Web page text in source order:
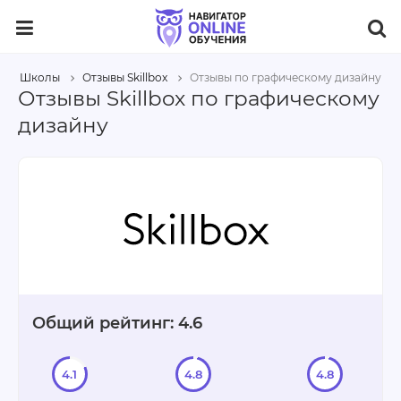
Школы Отзывы Skillbox Отзывы по графическому дизайну
Отзывы Skillbox по графическому
дизайну
Общий рейтинг: 4.6
4.1 4.8 4.8